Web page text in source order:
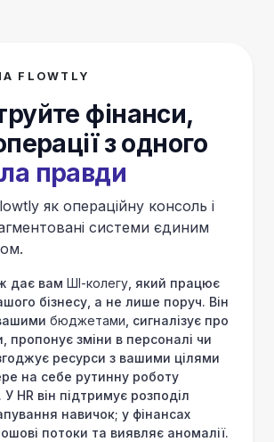
FLOWTLY
фінанси,
з одного
правди
як операційну консоль і
системи єдиним
дає вам ШІ-колегу , який працює
бізнесу, а не лише поруч. Він
бюджетами , сигналізує про
пропонує зміни в персоналі чи
ресурси з вашими цілями
на себе рутинну роботу
HR він підтримує розподіл
навичок; у фінансах
потоки та виявляє аномалії.